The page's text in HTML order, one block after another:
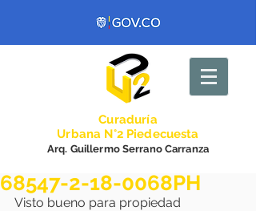
Curaduría
Urbana N°2 Piedecuesta
Arq. Guillermo Serrano Carranza
68547-2-18-0068PH
Visto bueno para propiedad